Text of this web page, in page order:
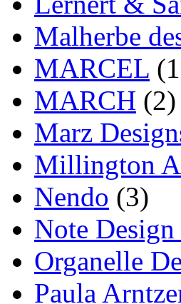
Malherbe
MARCEL
MARCH (2)
Marz
Millington
Nendo (3)
Note
Organelle
Paula